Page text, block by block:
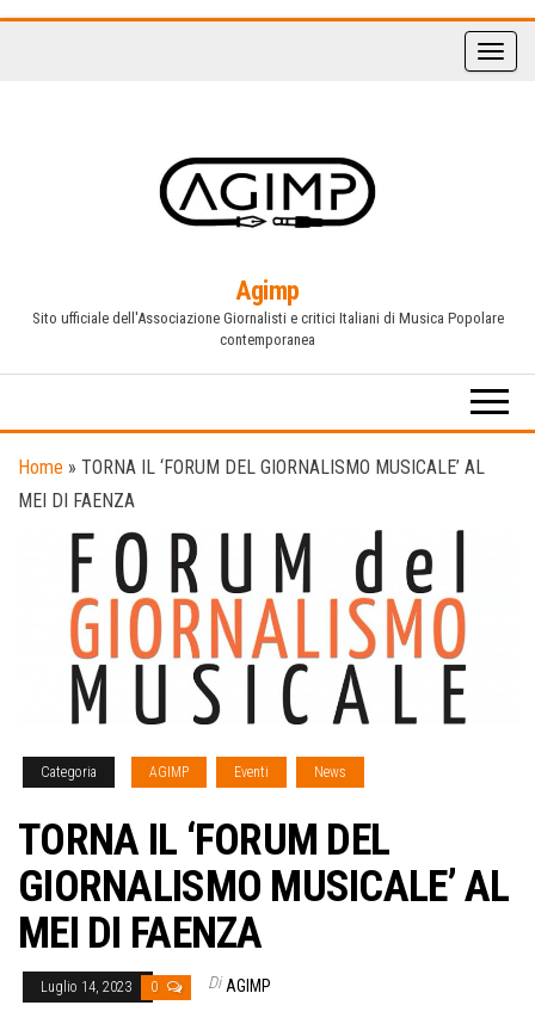
Agimp
Sito ufficiale dell'Associazione Giornalisti e critici Italiani di Musica Popolare
contemporanea
Home » TORNA IL ‘FORUM DEL GIORNALISMO MUSICALE’ AL
MEI DI FAENZA
Categoria AGIMP Eventi News
TORNA IL ‘FORUM DEL
GIORNALISMO MUSICALE’ AL
MEI DI FAENZA
Luglio 14, 2023 0 Di AGIMP